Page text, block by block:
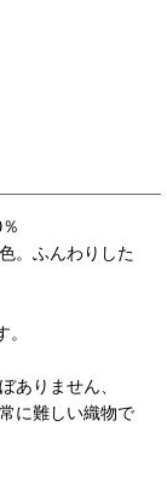
。ふんわりした
ありません、
に難しい織物で